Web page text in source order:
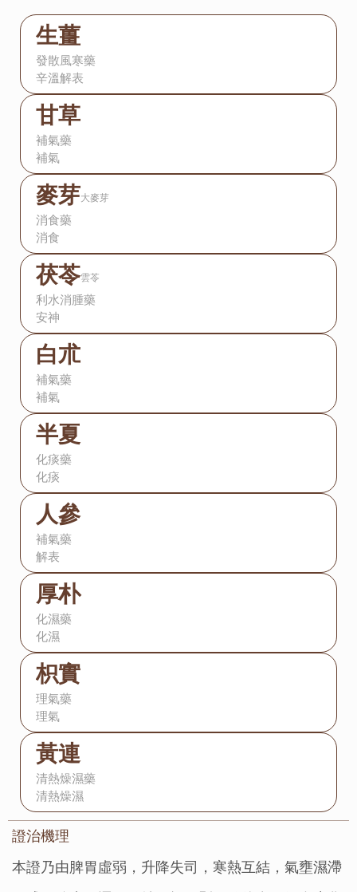
生薑
發散風寒藥
辛溫解表
甘草
補氣藥
補氣
麥芽大麥芽
消食藥
消食
茯苓雲苓
利水消腫藥
安神
白朮
補氣藥
補氣
半夏
化痰藥
化痰
人參
補氣藥
解表
厚朴
化濕藥
化濕
枳實
理氣藥
理氣
黃連
清熱燥濕藥
清熱燥濕
證治機理：
本證乃由脾胃虛弱，升降失司，寒熱互結，氣壅濕滯